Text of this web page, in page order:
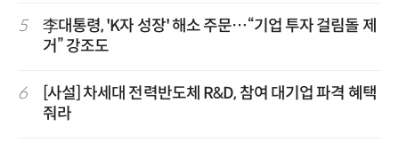
5
李대통령, 'K자 성장' 해소 주문…“기업 투자 걸림돌 제
거” 강조도
6
[사설] 차세대 전력반도체 R&D, 참여 대기업 파격 혜택
줘라